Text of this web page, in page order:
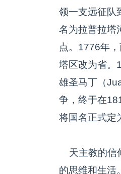
领一支远征队
名为拉普拉塔
点。1776年
塔区改为省。
雄圣马丁（
争，终于在
将国名正式定
天主教的信
的思维和生活